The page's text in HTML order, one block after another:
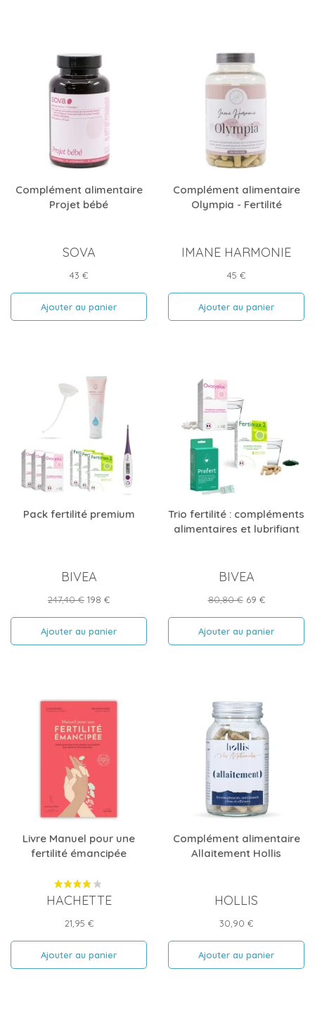
Complément alimentaire
Projet bébé
SOVA
Prix
43 €
Ajouter au panier
Complément alimentaire
Olympia - Fertilité
IMANE HARMONIE
Prix
45 €
Ajouter au panier
Pack fertilité premium
BIVEA
Prix
247,40 € Prix
198 €
Ajouter au panier
Trio fertilité : compléments
alimentaires et lubrifiant
BIVEA
Prix
80,80 € Prix
69 €
Ajouter au panier
Livre Manuel pour une
fertilité émancipée
HACHETTE
Prix
21,95 €
Ajouter au panier
Complément alimentaire
Allaitement Hollis
HOLLIS
Prix
30,90 €
Ajouter au panier